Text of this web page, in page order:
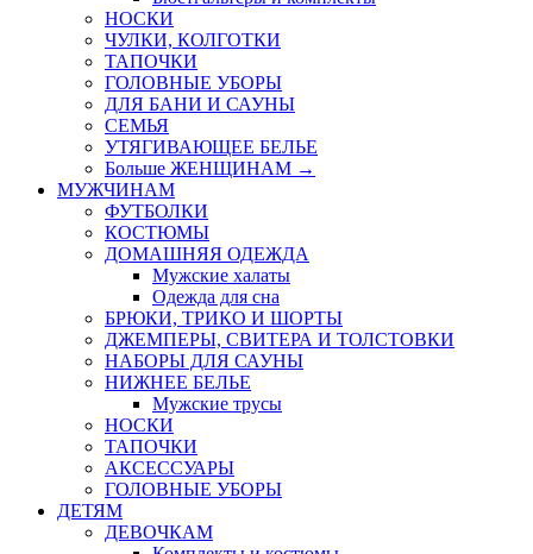
НОСКИ
ЧУЛКИ, КОЛГОТКИ
ТАПОЧКИ
ГОЛОВНЫЕ УБОРЫ
ДЛЯ БАНИ И САУНЫ
СЕМЬЯ
УТЯГИВАЮЩЕЕ БЕЛЬЕ
Больше ЖЕНЩИНАМ →
МУЖЧИНАМ
ФУТБОЛКИ
КОСТЮМЫ
ДОМАШНЯЯ ОДЕЖДА
Мужские халаты
Одежда для сна
БРЮКИ, ТРИКО И ШОРТЫ
ДЖЕМПЕРЫ, СВИТЕРА И ТОЛСТОВКИ
НАБОРЫ ДЛЯ САУНЫ
НИЖНЕЕ БЕЛЬЕ
Мужские трусы
НОСКИ
ТАПОЧКИ
АКСЕССУАРЫ
ГОЛОВНЫЕ УБОРЫ
ДЕТЯМ
ДЕВОЧКАМ